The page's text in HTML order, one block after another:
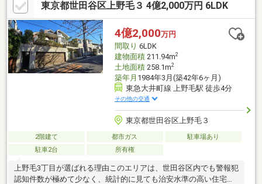
ィ」の一員として確かな信頼でお住まい探しをサポート。
【List365・充実のアフターサービス】お引渡し後も、24時間365
日の駆けつけや優待販売、延長保証など私たちのサービスは一生
涯続きます。
東京都世田谷区上野毛３ 4億2,000万円 6LDK
4億2,000万円
間取り 6LDK
建物面積211.94m2
土地面積258.1m2
築年月 1984年3月(築42年6ヶ月)
東急大井町線 上野毛駅 徒歩4分
その他の交通
東京都世田谷区上野毛３
2階建て 都市ガス
駐車場あり
駐車2台
所有権
上野毛3丁目が選ばれる理由このエリアは、世田谷区内でも警報犯
認知件数が極めて少なく、統計的に見ても治安水準の高い住宅地